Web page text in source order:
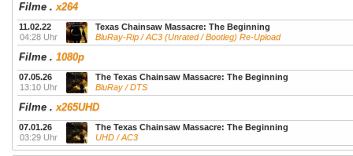
Filme .x264
11.02.22
04:28 Uhr
Texas Chainsaw Massacre: The Beginning
BluRay-Rip / AC3 (Unrated / Bootleg) Re-Upload
Filme . 1080p
07.05.26
13:10 Uhr
The Texas Chainsaw Massacre: The Beginning
BluRay / DTS
Filme .x265UHD
07.01.26
03:29 Uhr
The Texas Chainsaw Massacre: The Beginning
UHD / AC3